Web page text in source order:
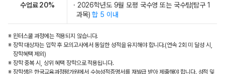
수업료 20%
· 2026학년도 9월 모평 국수영 또는 국수탐(탐구 1
과목)합 5 이내
※ 윈터스쿨 과정에는 적용되지 않습니다.
※ 장학 대상자는 입학 후 모의고사에서 동일한 성적을 유지해야 합니다.(연속 2회 미 달성 시,
장학혜택 제외)
※ 장학 중복 시, 상위 혜택 장학으로 적용됩니다.
※ 장학생은 한국교육과정평가원에서 수능성적증명서를 재발급 받아 제출해야 합니다. 성적 및